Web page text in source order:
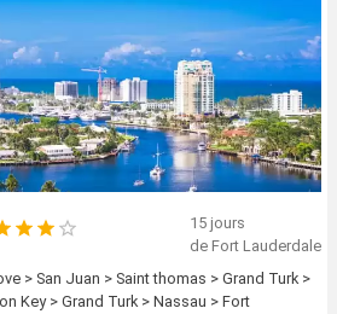
15 jours
de Fort Lauderdale
> San Juan > Saint thomas > Grand Turk >
Key > Grand Turk > Nassau > Fort